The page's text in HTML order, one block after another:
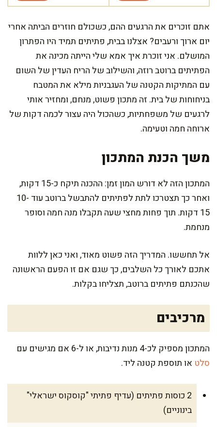
אתם זוכרים את הרגעים ההם, כשכולם חוזרים הביתה אחרי
יום ארוך ורעבים? אצלנו בבית, פתיתים תמיד היו הפתרון
המושלם. אני זוכרת איך אמא שלי הייתה מכינה את
הפתיתים ברוטב רוזה, והשילוב של הריח העדין של השום
עם המתיקות הקטנה של העגבניות מילא את המטבח
בניחוחות של בית. זה מתכון פשוט, מנחם, ומחזיר אותי
לרגעים של משפחתיות, כשהכול היה עצור לכמה דקות של
ארוחה חמה וטעימה.
משך הכנת המתכון
המתכון הזה לא דורש המון זמן: ההכנה תיקח כ-15 דקות,
ואחר כך תצטרכו לתת לפתיתים להתבשל ברוטב עוד 10-
15 דקות. תוך פחות מחצי שעה תקבלו מנה חמה וסופר
מנחמת.
אל תחששו. המדריך הזה פשוט מאוד, ואני כאן ללוות
אתכם לאורך כל השלבים, כך שגם אם זו הפעם הראשונה
שהכנתם פתיתים ברוטב, תצליחו בקלות.
מרכיבים
המתכון מספיק לכ-4 מנות נדיבות, או ל-6 אם מגישים עם
סלט או תוספת קטנה ליד.
2 כוסות פתיתים (עדיף פתיתי "קוסקוס ישראלי"
בינוניים)